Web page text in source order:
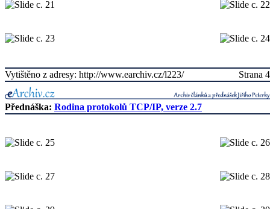
Strana 4
Vytištěno z adresy: http://www.earchiv.cz/l223/
Přednáška: Rodina protokolů TCP/IP, verze 2.7